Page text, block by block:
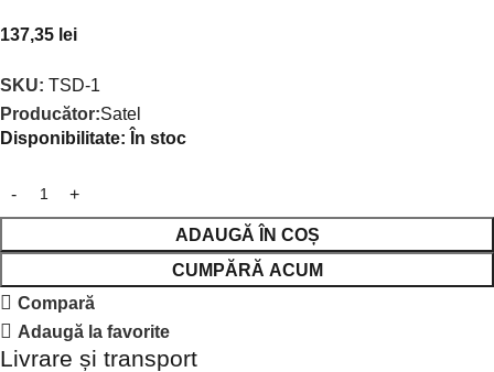
137,35 lei
SKU: TSD-1
Producător:Satel
Disponibilitate: În stoc
ADAUGĂ ÎN COȘ
CUMPĂRĂ ACUM
Compară
Adaugă la favorite
Livrare și transport